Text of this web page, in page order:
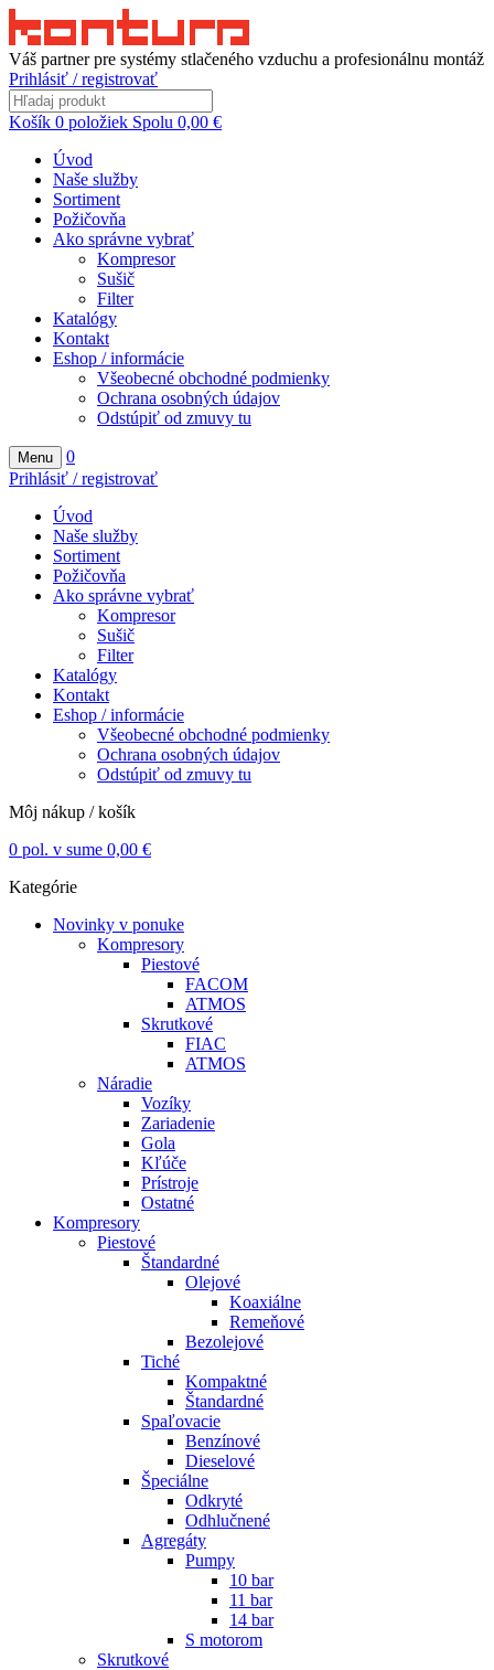
Váš partner pre systémy stlačeného vzduchu a profesionálnu montáž
Prihlásiť / registrovať
Košík 0 položiek Spolu 0,00 €
Úvod
Naše služby
Sortiment
Požičovňa
Ako správne vybrať
Kompresor
Sušič
Filter
Katalógy
Kontakt
Eshop / informácie
Všeobecné obchodné podmienky
Ochrana osobných údajov
Odstúpiť od zmuvy tu
Menu
0
Prihlásiť / registrovať
Úvod
Naše služby
Sortiment
Požičovňa
Ako správne vybrať
Kompresor
Sušič
Filter
Katalógy
Kontakt
Eshop / informácie
Všeobecné obchodné podmienky
Ochrana osobných údajov
Odstúpiť od zmuvy tu
Môj nákup / košík
0 pol. v sume 0,00 €
Kategórie
Novinky v ponuke
Kompresory
Piestové
FACOM
ATMOS
Skrutkové
FIAC
ATMOS
Náradie
Vozíky
Zariadenie
Gola
Kľúče
Prístroje
Ostatné
Kompresory
Piestové
Štandardné
Olejové
Koaxiálne
Remeňové
Bezolejové
Tiché
Kompaktné
Štandardné
Spaľovacie
Benzínové
Dieselové
Špeciálne
Odkryté
Odhlučnené
Agregáty
Pumpy
10 bar
11 bar
14 bar
S motorom
Skrutkové